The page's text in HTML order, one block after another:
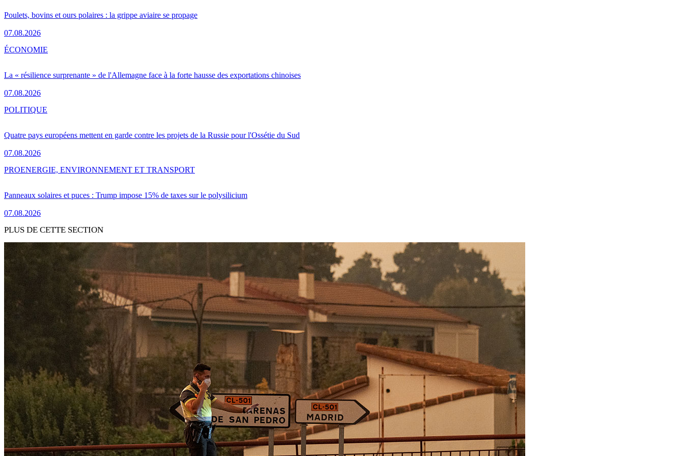
Poulets, bovins et ours polaires : la grippe aviaire se propage
07.08.2026
La « résilience surprenante » de l'Allemagne face à la forte hausse des exportations chinoises
07.08.2026
ÉCONOMIE
Quatre pays européens mettent en garde contre les projets de la Russie pour l'Ossétie du Sud
07.08.2026
POLITIQUE
Panneaux solaires et puces : Trump impose 15% de taxes sur le polysilicium
07.08.2026
PROENERGIE, ENVIRONNEMENT ET TRANSPORT
PLUS DE CETTE SECTION